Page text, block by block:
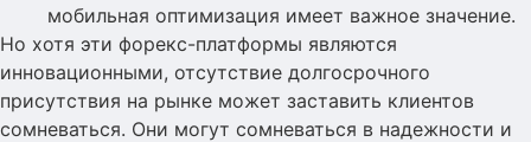
мобильная оптимизация имеет важное значение.
Но хотя эти форекс-платформы являются
инновационными, отсутствие долгосрочного
присутствия на рынке может заставить клиентов
сомневаться. Они могут сомневаться в надежности и